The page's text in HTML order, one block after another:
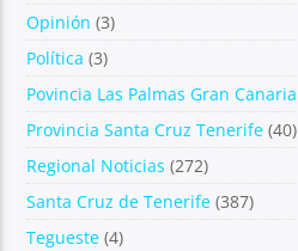
Opinión (3)
Política (3)
Povincia Las Palmas Gran Canaria
Provincia Santa Cruz Tenerife (40)
Regional Noticias (272)
Santa Cruz de Tenerife (387)
Tegueste (4)